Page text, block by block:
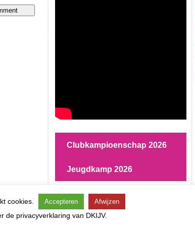
Clubkampioenschap 2026
Jeugdkamp 2026
Vereniging- Schaatsen en Inline-skaten
cookies. Accepteren Afwijzen
de privacyverklaring van DKIJV.